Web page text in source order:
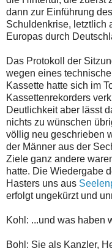
dann zur Einführung
Schuldenkrise, letztlich
Europas durch
Das Protokoll der
wegen eines
Kassette hatte sich im
Kassettenrekorders
Deutlichkeit aber lässt
nichts zu wünschen
völlig neu geschrieben
der Männer aus der
Ziele ganz andere
hatte. Die Wiedergabe
Hasters uns aus
erfolgt ungekürzt und
Kohl: ...und was haben
Bohl: Sie als Kanzler,